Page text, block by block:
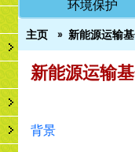
环境保护
主页 新能源运输
新能源运
新能源运输
背景